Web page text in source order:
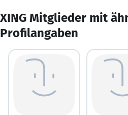
XING Mitglieder mit
Profilangaben